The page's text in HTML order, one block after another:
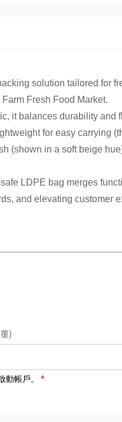
solution tailored for
Fresh Food Market.
it balances durability and
for easy carrying
(shown in a soft beige
LDPE bag merges
and elevating customer
)
帳戶。